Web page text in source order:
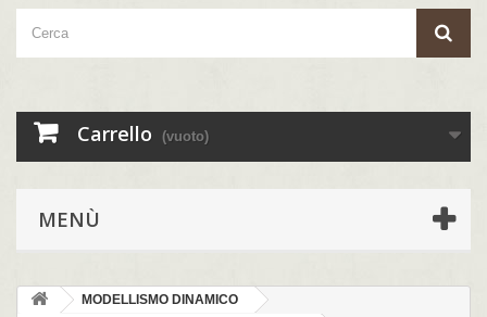
Carrello (vuoto)
MENÙ
MODELLISMO DINAMICO